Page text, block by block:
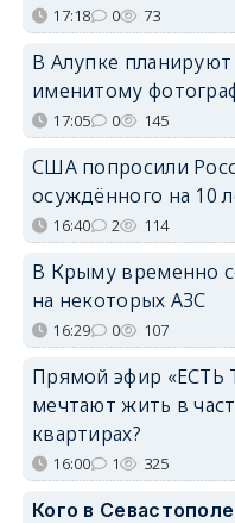
17:18 0 73
В Алупке
именитому
17:05 0 145
США попросили
осуждённого на 10
16:40 2 114
В Крыму временно
на некоторых АЗС
16:29 0 107
Прямой эфир «ЕСТЬ
мечтают жить в
квартирах?
16:00 1 325
Кого в